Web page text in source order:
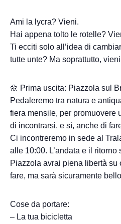
Ami la lycra? Vieni.
Hai appena tolto le rotelle?
Ti ecciti solo all’idea di
tutte unte? Ma soprattutto,
🌼 Prima uscita: Piazzola sul
Pedaleremo tra natura e
fiera mensile, per promuovere
di incontrarsi, e sì, anche di
Ci incontreremo in sede al
alle 10:00. L’andata e il
Piazzola avrai piena libertà su
fare, ma sarà sicuramente
Cose da portare:
– La tua bicicletta